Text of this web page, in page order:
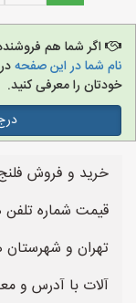
اگر شما هم
نام شما در این صفحه
خودتان را معرفی کنید.
خرید و فروش
قیمت شماره
تهران و
آلات با آدرس و